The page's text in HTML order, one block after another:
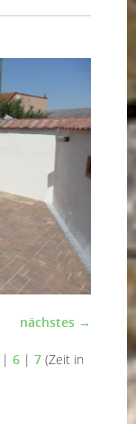
nächstes →
| 6 | 7 (Zeit in